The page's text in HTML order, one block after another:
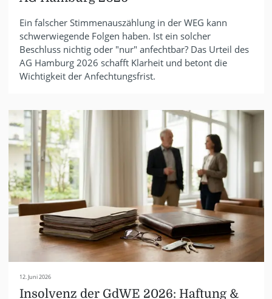
Ein falscher Stimmenauszählung in der WEG kann
schwerwiegende Folgen haben. Ist ein solcher
Beschluss nichtig oder "nur" anfechtbar? Das Urteil des
AG Hamburg 2026 schafft Klarheit und betont die
Wichtigkeit der Anfechtungsfrist.
12. Juni 2026
Insolvenz der GdWE 2026: Haftung &